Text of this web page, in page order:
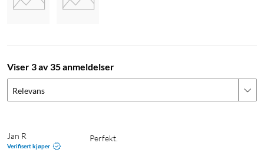
Viser 3 av 35 anmeldelser
Relevans
Jan R
Verifisert kjøper
Perfekt.